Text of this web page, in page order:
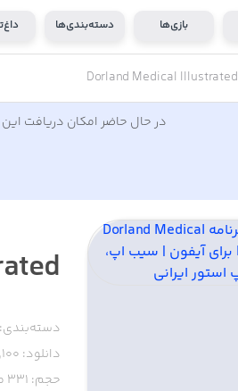
بازی‌ها دسته‌بندی‌ها
Dorland Medical Illustrated
در حال حاضر امکان دریافت
دسته‌بندی:
دانلود:
حجم: 331